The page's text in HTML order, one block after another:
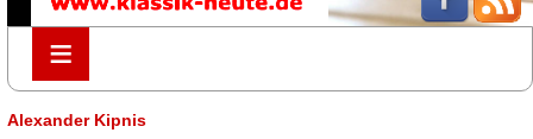
≡
≡
Alexander Kipnis